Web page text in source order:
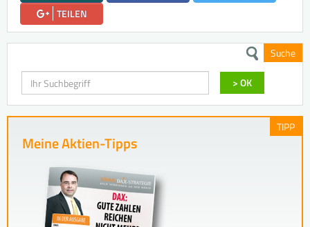
TEILEN
Suche
Suchen
> OK
TIPP
Meine Aktien-Tipps